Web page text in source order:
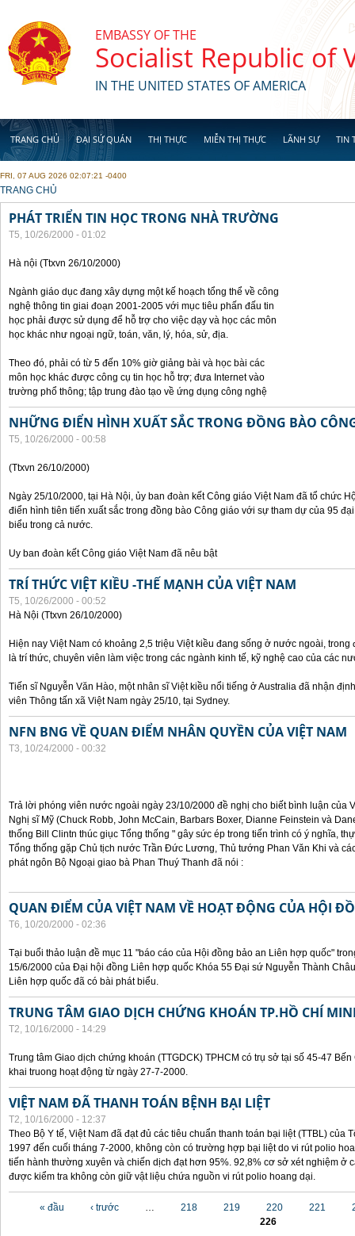
EMBASSY OF THE
Socialist Republic of
IN THE UNITED STATES OF AMERICA
TRANG CHỦ ĐẠI SỨ QUÁN THỊ THỰC MIỄN THỊ THỰC LÃNH SỰ TIN
FRI, 07 AUG 2026 02:07:21 -0400
YOU ARE HERE
TRANG CHỦ
PHÁT TRIỂN TIN HỌC TRONG NHÀ TRƯỜNG
T5, 10/26/2000 - 01:02
Hà nội (Ttxvn 26/10/2000)
Ngành giáo dục đang xây dựng một kế hoạch tổng thể về công
nghệ thông tin giai đoạn 2001-2005 với mục tiêu phấn đấu tin
học phải được sử dụng để hỗ trợ cho việc dạy và học các môn
học khác như ngoại ngữ, toán, văn, lý, hóa, sử, địa.
Theo đó, phải có từ 5 đến 10% giờ giảng bài và học bài các
môn học khác được công cụ tin học hỗ trợ; đưa Internet vào
trường phổ thông; tập trung đào tạo về ứng dụng công nghệ
NHỮNG ĐIỂN HÌNH XUẤT SẮC TRONG ĐỒNG BÀO
T5, 10/26/2000 - 00:58
(Ttxvn 26/10/2000)
Ngày 25/10/2000, tại Hà Nội, ủy ban đoàn kết Công giáo Việt Nam đã tổ chức
điển hình tiên tiến xuất sắc trong đồng bào Công giáo với sự tham dự của 95
biểu trong cả nước.
Uy ban đoàn kết Công giáo Việt Nam đã nêu bật
TRÍ THỨC VIỆT KIỀU -THẾ MẠNH CỦA VIỆT NAM
T5, 10/26/2000 - 00:52
Hà Nội (Ttxvn 26/10/2000)
Hiện nay Việt Nam có khoảng 2,5 triệu Việt kiều đang sống ở nước ngoài,
là trí thức, chuyên viên làm việc trong các ngành kinh tế, kỹ nghệ cao của các
Tiến sĩ Nguyễn Văn Hào, một nhân sĩ Việt kiều nổi tiếng ở Australia đã nhận
viên Thông tấn xã Việt Nam ngày 25/10, tại Sydney.
NFN BNG VỀ QUAN ĐIỂM NHÂN QUYỀN CỦA VIỆT NAM
T3, 10/24/2000 - 00:32
Trả lời phóng viên nước ngoài ngày 23/10/2000 đề nghị cho biết bình luận của
Nghị sĩ Mỹ (Chuck Robb, John McCain, Barbars Boxer, Dianne Feinstein và
thống Bill Clintn thúc giục Tổng thống " gây sức ép trong tiến trình có ý nghĩa,
Tổng thống gặp Chủ tịch nước Trần Đức Lương, Thủ tướng Phan Văn Khi và
phát ngôn Bộ Ngoại giao bà Phan Thuý Thanh đã nói :
QUAN ĐIỂM CỦA VIỆT NAM VỀ HOẠT ĐỘNG CỦA HỘI
T6, 10/20/2000 - 02:36
Tại buổi thảo luận đề mục 11 "báo cáo của Hội đồng bảo an Liên hợp quốc"
15/6/2000 của Đại hội đồng Liên hợp quốc Khóa 55 Đại sứ Nguyễn Thành
Liên hợp quốc đã có bài phát biểu.
TRUNG TÂM GIAO DỊCH CHỨNG KHOÁN TP.HỒ CHÍ
T2, 10/16/2000 - 14:29
Trung tâm Giao dịch chứng khoán (TTGDCK) TPHCM có trụ sở tại số 45-47
khai truong hoạt động từ ngày 27-7-2000.
VIỆT NAM ĐÃ THANH TOÁN BỆNH BẠI LIỆT
T2, 10/16/2000 - 12:37
Theo Bộ Y tế, Việt Nam đã đạt đủ các tiêu chuẩn thanh toán bại liệt (TTBL) của
1997 đến cuối tháng 7-2000, không còn có trường hợp bại liệt do vi rút polio
tiến hành thường xuyên và chiến dịch đạt hơn 95%. 92,8% cơ sở xét nghiệm ở
được kiểm tra không còn giữ vật liệu chứa nguồn vi rút polio hoang dại.
« đầu ‹ trước … 218 219 220 221
226